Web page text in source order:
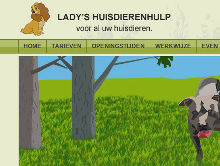
HOME TARIEVEN OPENINGSTIJDEN WERKWIJZE EVEN